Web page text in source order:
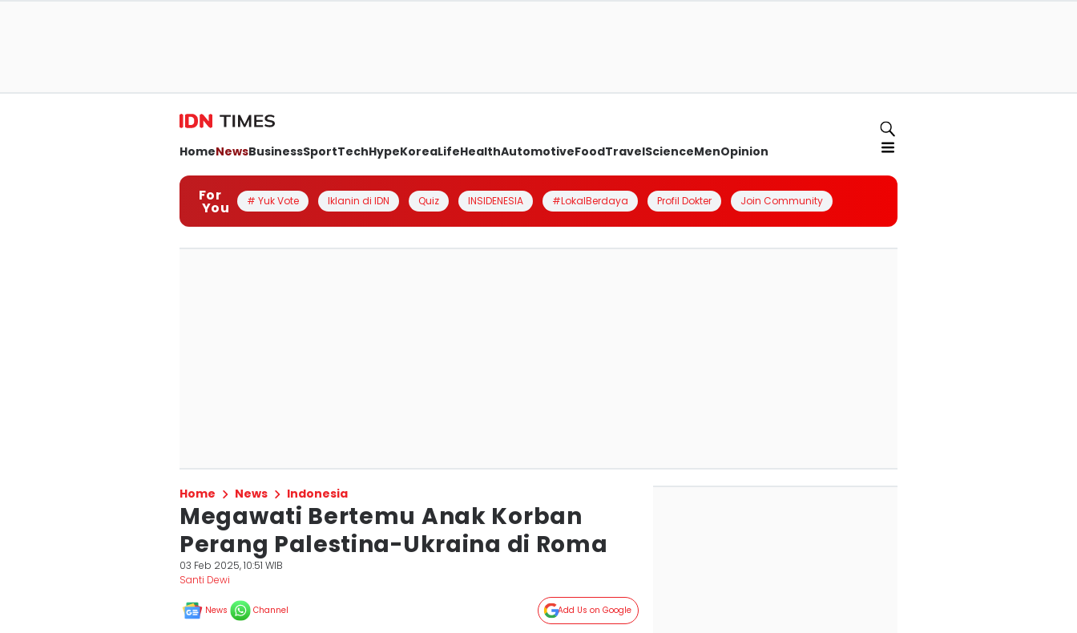
HomeNewsBusinessSportTechHypeKoreaLifeHealthAutomotiveFoodTravelScienceMenOpinion
For
You # Yuk Vote Iklanin di IDN Quiz INSIDENESIA #LokalBerdaya Profil Dokter Join Community
Home News Indonesia
Megawati Bertemu Anak Korban
Perang Palestina-Ukraina di Roma
03 Feb 2025, 10:51 WIB
Santi Dewi
News Channel Add Us on Google